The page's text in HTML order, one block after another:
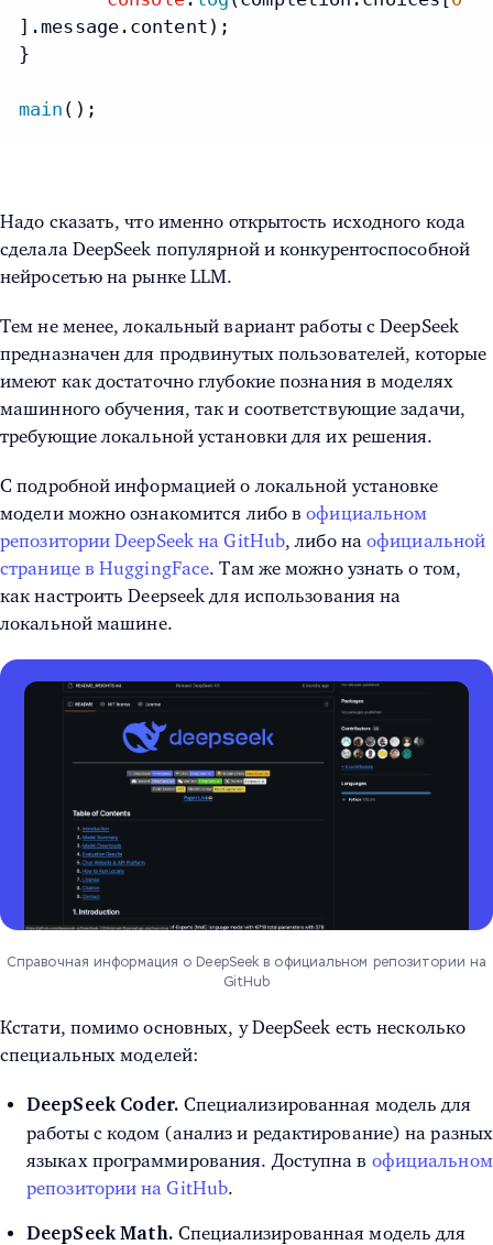
].message. content );
}
main
Надо сказать, что именно открытость исходного кода
сделала DeepSeek популярной и конкурентоспособной
нейросетью на рынке LLM.
Тем не менее, локальный вариант работы с DeepSeek
предназначен для продвинутых пользователей, которые
имеют как достаточно глубокие познания в моделях
машинного обучения, так и соответствующие задачи,
требующие локальной установки для их решения.
С подробной информацией о локальной установке
модели можно ознакомится либо вофициальном
репозитории DeepSeek на GitHub, либо на официальной
странице в HuggingFace. Там же можно узнать о том,
как настроить Deepseek для использования на
локальной машине.
Справочная информация о DeepSeek в официальном репозитории на
GitHub
Кстати, помимо основных, у DeepSeek есть несколько
специальных моделей:
DeepSeek Coder. Специализированная модель для
работы с кодом (анализ и редактирование) на разных
языках программирования. Доступна в официальном
репозитории на GitHub.
DeepSeek Math. Специализированная модель для